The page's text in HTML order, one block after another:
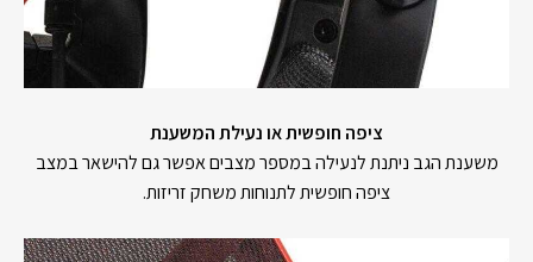
ציפה חופשית או נעילת המשענת
משענת הגב ניתנת לנעילה במספר מצבים אפשר גם להישאר במצב
ציפה חופשית לתנוחות משחק זריזות.